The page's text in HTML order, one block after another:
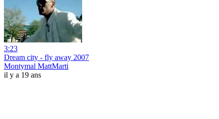
3:23
Dream city - fly away 2007
Montymal MattMarti
il y a 19 ans